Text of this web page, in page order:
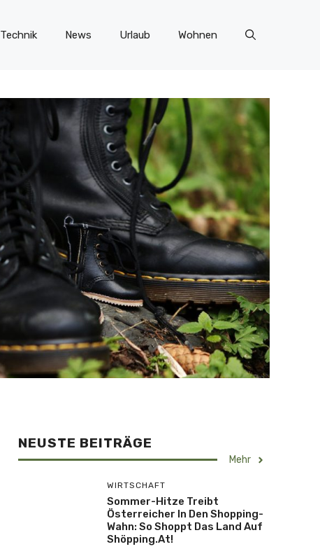
Technik News Urlaub Wohnen
NEUSTE BEITRÄGE
Mehr
WIRTSCHAFT
Sommer-Hitze Treibt
Österreicher In Den Shopping-
Wahn: So Shoppt Das Land Auf
Shöpping.at!